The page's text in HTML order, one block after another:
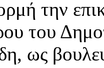
την
του
ως